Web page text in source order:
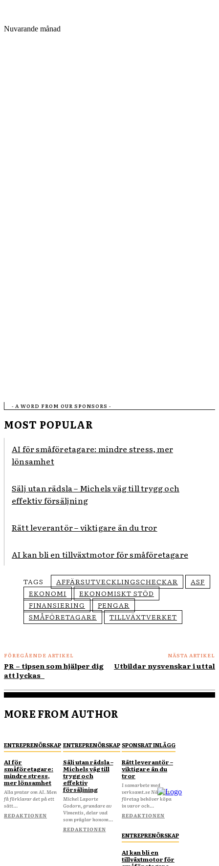
Nuvarande månad
- A WORD FROM OUR SPONSORS -
MOST POPULAR
AI för småföretagare: mindre stress, mer
lönsamhet
Sälj utan rädsla – Michels väg till trygg och
effektiv försäljning
Rätt leverantör – viktigare än du tror
AI kan bli en tillväxtmotor för småföretagare
TAGS AFFÄRSUTVECKLINGSCHECKAR
ASF
EKONOMI
EKONOMISKT STÖD
FINANSIERING
PENGAR
SMÅFÖRETAGARE
TILLVÄXTVERKET
FÖREGÅENDE ARTIKEL
PR – tipsen som hjälper dig
att lyckas
NÄSTA ARTIKEL
Utbildar nysvenskar i uttal
MORE FROM AUTHOR
ENTREPRENÖRSKAP
AI för
småföretagare:
mindre stress,
mer lönsamhet
Alla pratar om AI. Men
få förklarar det på ett
sätt...
REDAKTIONEN
ENTREPRENÖRSKAP
Sälj utan rädsla –
Michels väg till
trygg och
effektiv
försäljning
Michel Laporte
Godorn, grundare av
Vimentis, delar vad
som präglar honom...
REDAKTIONEN
SPONSRAT INLÄGG
Rätt leverantör –
viktigare än du
tror
I samarbete med
verksamt.se När ditt
företag behöver köpa
in varor och...
REDAKTIONEN
ENTREPRENÖRSKAP
AI kan bli en
tillväxtmotor för